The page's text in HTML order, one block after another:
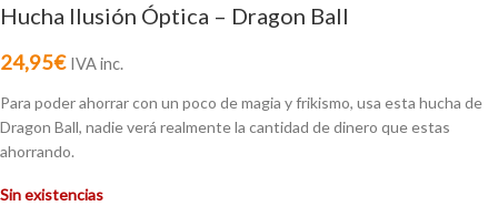
Hucha Ilusión Óptica – Dragon Ball
24,95€ IVA inc.
Para poder ahorrar con un poco de magia y frikismo, usa esta hucha de
Dragon Ball, nadie verá realmente la cantidad de dinero que estas
ahorrando.
Sin existencias